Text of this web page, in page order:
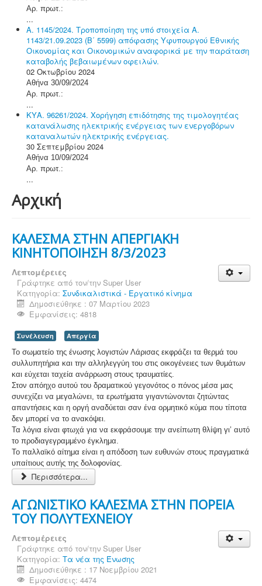
Αρ. πρωτ.:
...
Α. 1145/2024. Τροποποίηση της υπό στοιχεία Α.
1143/21.09.2023 (Β΄ 5599) απόφασης Υφυπουργού Εθνικής
Οικονομίας και Οικονομικών αναφορικά με την παράταση
καταβολής βεβαιωμένων οφειλών.
02 Οκτωβρίου 2024
Αθήνα 30/09/2024
Αρ. πρωτ.:
...
ΚΥΑ. 96261/2024. Χορήγηση επιδότησης της τιμολογητέας
κατανάλωσης ηλεκτρικής ενέργειας των ενεργοβόρων
καταναλωτών ηλεκτρικής ενέργειας.
30 Σεπτεμβρίου 2024
Αθήνα 10/09/2024
Αρ. πρωτ.:
...
Αρχική
ΚΑΛΕΣΜΑ ΣΤΗΝ ΑΠΕΡΓΙΑΚΗ
ΚΙΝΗΤΟΠΟΙΗΣΗ 8/3/2023
Λεπτομέρειες
Γράφτηκε από τον/την Super User
Κατηγορία: Συνδικαλιστικά - Εργατικό κίνημα
Δημοσιεύθηκε : 07 Μαρτίου 2023
Εμφανίσεις: 4818
Συνέλευση
Απεργία
Το σωματείο της ένωσης λογιστών Λάρισας εκφράζει τα θερμά του
συλλυπητήρια και την αλληλεγγύη του στις οικογένειες των θυμάτων
και εύχεται ταχεία ανάρρωση στους τραυματίες.
Στον απόηχο αυτού του δραματικού γεγονότος ο πόνος μέσα μας
συνεχίζει να μεγαλώνει, τα ερωτήματα γιγαντώνονται ζητώντας
απαντήσεις και η οργή αναδύεται σαν ένα ορμητικό κύμα που τίποτα
δεν μπορεί να το ανακόψει.
Τα λόγια είναι φτωχά για να εκφράσουμε την ανείπωτη θλίψη γι’ αυτό
το προδιαγεγραμμένο έγκλημα.
Το παλλαϊκό αίτημα είναι η απόδοση των ευθυνών στους πραγματικά
υπαίτιους αυτής της δολοφονίας.
Περισσότερα...
ΑΓΩΝΙΣΤΙΚΟ ΚΑΛΕΣΜΑ ΣΤΗΝ ΠΟΡΕΙΑ
ΤΟΥ ΠΟΛΥΤΕΧΝΕΙΟΥ
Λεπτομέρειες
Γράφτηκε από τον/την Super User
Κατηγορία: Τα νέα της Ένωσης
Δημοσιεύθηκε : 17 Νοεμβρίου 2021
Εμφανίσεις: 4474